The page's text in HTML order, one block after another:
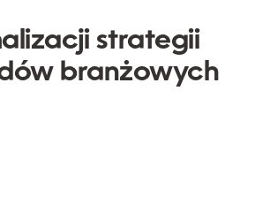
strategii
branżowych